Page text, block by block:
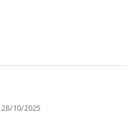
28/10/2025